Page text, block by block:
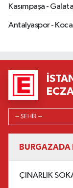
Kasımpaşa -
Antalyaspor -
BURGAZADA
ÇINARLIK